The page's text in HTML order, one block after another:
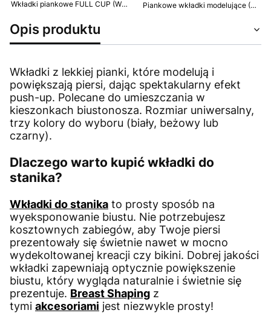
Wkładki piankowe FULL CUP (WS-26), białe lub beżowe Piankowe wkładki modelujące (WS-19), czarne i beżowe
Opis produktu
Wkładki z lekkiej pianki, które modelują i
powiększają piersi, dając spektakularny efekt
push-up. Polecane do umieszczania w
kieszonkach biustonosza. Rozmiar uniwersalny,
trzy kolory do wyboru (biały, beżowy lub
czarny).
Dlaczego warto kupić wkładki do
stanika?
Wkładki do stanika to prosty sposób na
wyeksponowanie biustu. Nie potrzebujesz
kosztownych zabiegów, aby Twoje piersi
prezentowały się świetnie nawet w mocno
wydekoltowanej kreacji czy bikini. Dobrej jakości
wkładki zapewniają optycznie powiększenie
biustu, który wygląda naturalnie i świetnie się
prezentuje. Breast Shaping z
tymi akcesoriami jest niezwykle prosty!